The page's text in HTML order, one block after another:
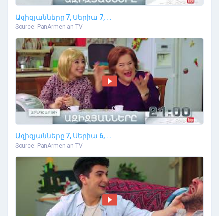
Ազիզյանները 7, Սերիա 7, ...
Source: PanArmenian TV
Ազիզյանները 7, Սերիա 6, ...
Source: PanArmenian TV